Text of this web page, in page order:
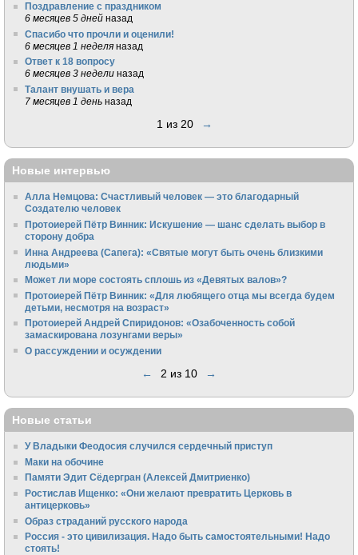
Поздравление с праздником
6 месяцев 5 дней назад
Спасибо что прочли и оценили!
6 месяцев 1 неделя назад
Ответ к 18 вопросу
6 месяцев 3 недели назад
Талант внушать и вера
7 месяцев 1 день назад
1 из 20 →
Новые интервью
Алла Немцова: Счастливый человек — это благодарный
Создателю человек
Протоиерей Пётр Винник: Искушение — шанс сделать выбор в
сторону добра
Инна Андреева (Сапега): «Святые могут быть очень близкими
людьми»
Может ли море состоять сплошь из «Девятых валов»?
Протоиерей Пётр Винник: «Для любящего отца мы всегда будем
детьми, несмотря на возраст»
Протоиерей Андрей Спиридонов: «Озабоченность собой
замаскирована лозунгами веры»
О рассуждении и осуждении
← 2 из 10 →
Новые статьи
У Владыки Феодосия случился сердечный приступ
Маки на обочине
Памяти Эдит Сёдергран (Алексей Дмитриенко)
Ростислав Ищенко: «Они желают превратить Церковь в
антицерковь»
Образ страданий русского народа
Россия - это цивилизация. Надо быть самостоятельными! Надо
стоять!